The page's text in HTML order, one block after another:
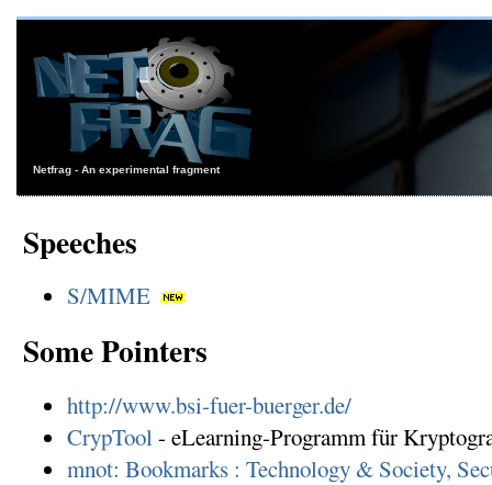
Netfrag - An experimental fragment
Speeches
S/MIME
Some Pointers
http://www.bsi-fuer-buerger.de/
CrypTool - eLearning-Programm für
mnot: Bookmarks : Technology & Society,